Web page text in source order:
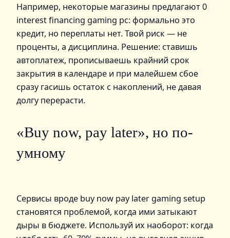
Например, некоторые магазины предлагают 0
interest financing gaming pc: формально это
кредит, но переплаты нет. Твой риск — не
проценты, а дисциплина. Решение: ставишь
автоплатеж, прописываешь крайний срок
закрытия в календаре и при малейшем сбое
сразу гасишь остаток с накоплений, не давая
долгу перерасти.
«Buy now, pay later», но по-
умному
Сервисы вроде buy now pay later gaming setup
становятся проблемой, когда ими затыкают
дыры в бюджете. Используй их наоборот: когда